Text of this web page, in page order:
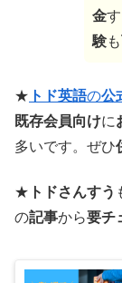
金
験も
★ トド英語の公
既存会員向けに
多いです。ぜひ
★ トドさんすう
の記事から要チ